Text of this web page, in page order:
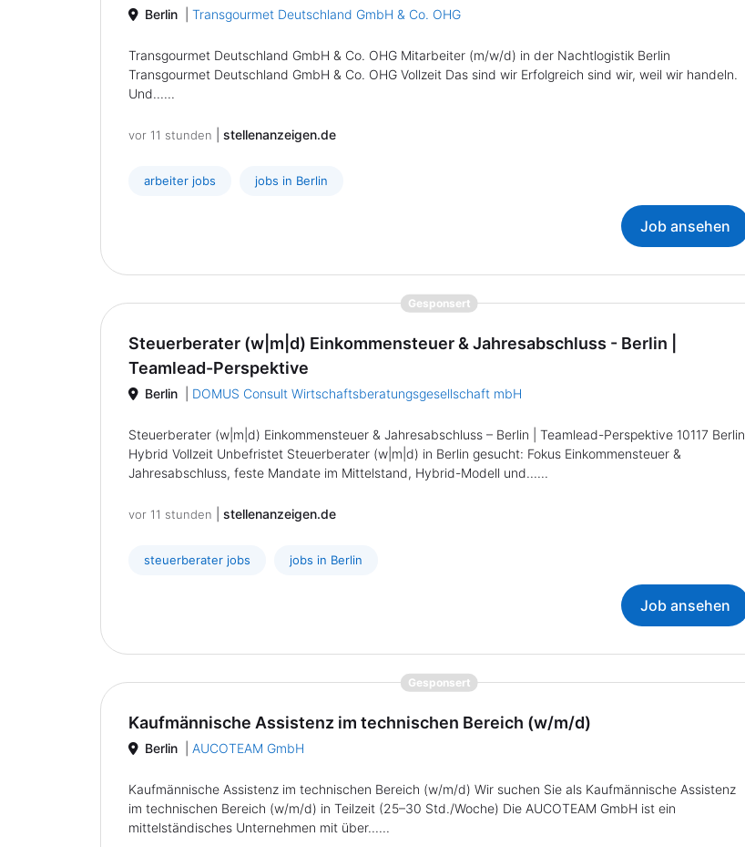
Berlin Transgourmet Deutschland GmbH & Co. OHG
Transgourmet Deutschland GmbH & Co. OHG Mitarbeiter (m/w/d) in der Nachtlogistik Berlin
Transgourmet Deutschland GmbH & Co. OHG Vollzeit Das sind wir Erfolgreich sind wir, weil wir handeln.
Und......
vor 11 stunden stellenanzeigen.de
arbeiter jobs jobs in Berlin
Job ansehen
Gesponsert{prompt.job}
Steuerberater (w|m|d) Einkommensteuer & Jahresabschluss - Berlin |
Teamlead-Perspektive
Berlin DOMUS Consult Wirtschaftsberatungsgesellschaft mbH
Steuerberater (w|m|d) Einkommensteuer & Jahresabschluss – Berlin | Teamlead-Perspektive 10117 Berlin
Hybrid Vollzeit Unbefristet Steuerberater (w|m|d) in Berlin gesucht: Fokus Einkommensteuer &
Jahresabschluss, feste Mandate im Mittelstand, Hybrid-Modell und......
vor 11 stunden stellenanzeigen.de
steuerberater jobs jobs in Berlin
Job ansehen
Gesponsert{prompt.job}
Kaufmännische Assistenz im technischen Bereich (w/m/d)
Berlin AUCOTEAM GmbH
Kaufmännische Assistenz im technischen Bereich (w/m/d) Wir suchen Sie als Kaufmännische Assistenz
im technischen Bereich (w/m/d) in Teilzeit (25–30 Std./Woche) Die AUCOTEAM GmbH ist ein
mittelständisches Unternehmen mit über......